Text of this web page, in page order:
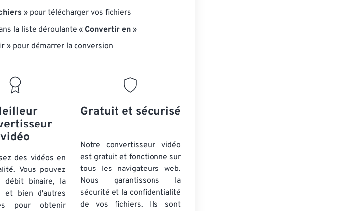
» pour télécharger vos fichiers
la liste déroulante « Convertir en »
» pour démarrer la conversion
vidéo
des vidéos en
Vous pouvez
débit binaire, la
et bien d'autres
pour obtenir
Gratuit et sécurisé
Notre convertisseur vidéo
est gratuit et fonctionne sur
tous les navigateurs web.
Nous garantissons la
sécurité et la confidentialité
de vos fichiers. Ils sont